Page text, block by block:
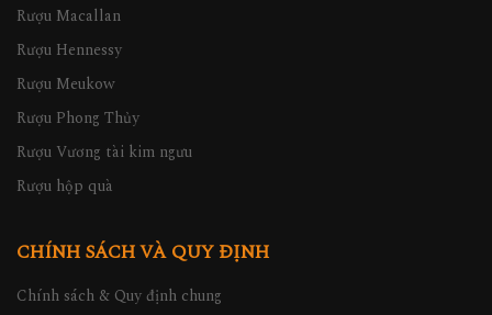
Rượu Macallan
Rượu Hennessy
Rượu Meukow
Rượu Phong Thủy
Rượu Vương tài kim ngưu
Rượu hộp quà
CHÍNH SÁCH VÀ QUY ĐỊNH
Chính sách & Quy định chung